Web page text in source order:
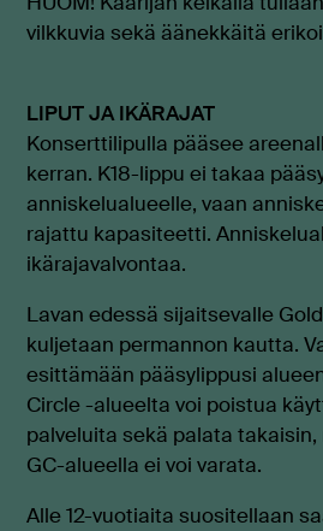
vilkkuvia sekä äänekkäitä
LIPUT JA IKÄRAJAT
Konserttilipulla pääsee
kerran. K18-lippu ei takaa
anniskelualueelle, vaan
rajattu kapasiteetti.
ikärajavalvontaa.
Lavan edessä sijaitsevalle
kuljetaan permannon kautta.
esittämään pääsylippusi
Circle -alueelta voi poistua
palveluita sekä palata
GC-alueella ei voi varata.
Alle 12-vuotiaita suositellaan